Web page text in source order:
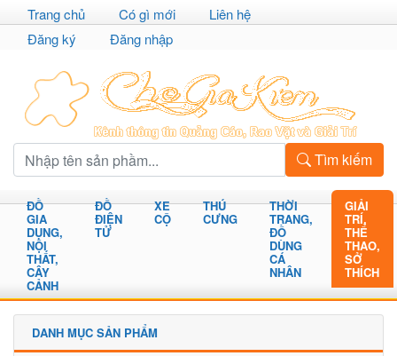
Trang chủ Có gì mới
Liên hệ
Đăng ký
Đăng nhập
Tìm kiếm
ĐỒ
GIA
DỤNG,
NỘI
THẤT,
CÂY
CẢNH
ĐỒ
ĐIỆN
TỬ
XE
CỘ
THÚ
CƯNG
THỜI
TRANG,
ĐỒ
DÙNG
CÁ
NHÂN
GIẢI
TRÍ,
THỂ
THAO,
SỞ
THÍCH
DANH MỤC SẢN PHẨM